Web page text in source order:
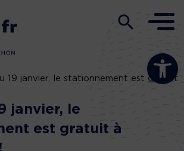
Ouvrir la
19 janvier, le stationnement est gratuit
janvier, le
est gratuit à